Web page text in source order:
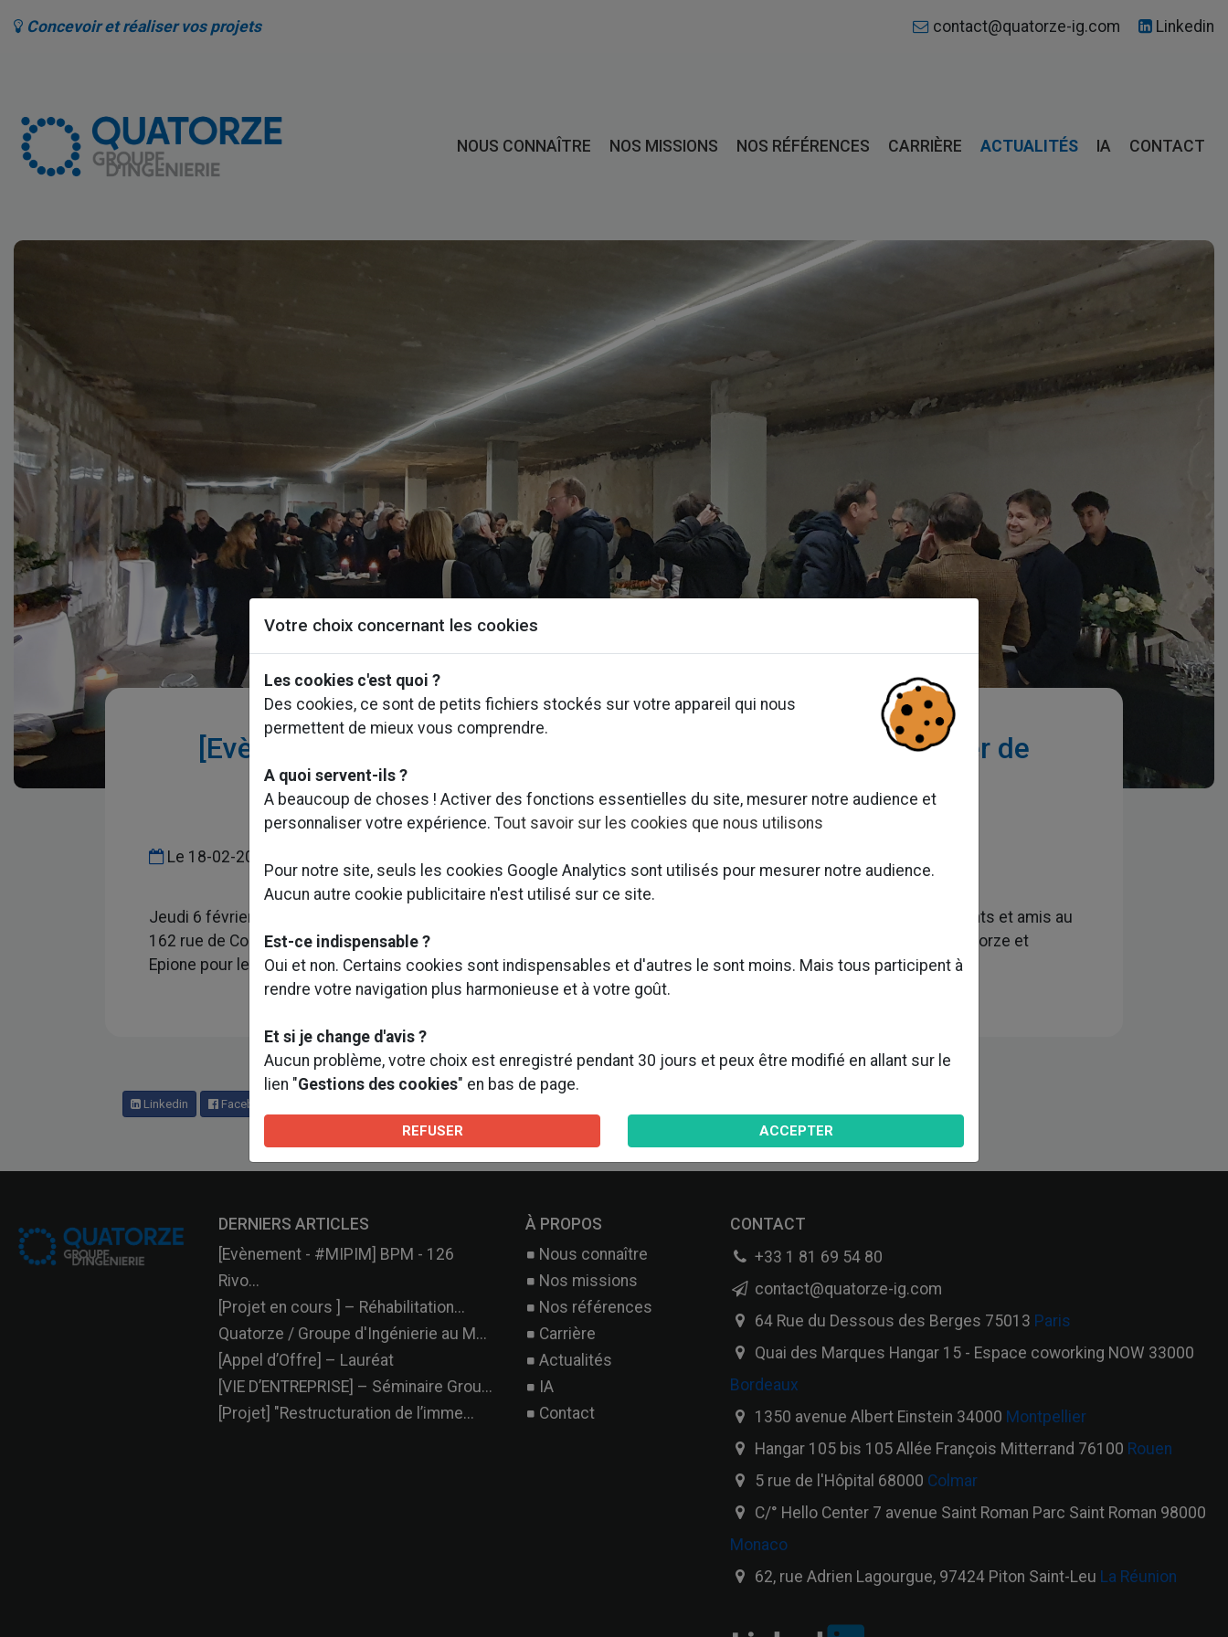
Concevoir et réaliser vos projets contact@quatorze-ig.com Linkedin
NOUS CONNAÎTRE NOS MISSIONS NOS RÉFÉRENCES CARRIÈRE ACTUALITÉS IA CONTACT
[Evènement] Retour sur une soirée mémorable sur le chantier de
Courcelles – Paris 17ème
Le 18-02-2025
Jeudi 6 février, Quatorze en partenariat avec STYLIQUE (contractant général) a eu le plaisir de réunir partenaires, clients et amis au
162 rue de Courcelles (Paris 17e) - sur ce chantier de réhabilitation de bureaux où interviennent les équipes de Quatorze et
Epione pour le compte d’AG2R LA MONDIALE.
Linkedin Facebook
DERNIERS ARTICLES
[Evènement - #MIPIM] BPM - 126
Rivo...
[Projet en cours ] – Réhabilitation...
Quatorze / Groupe d'Ingénierie au M...
[Appel d’Offre] – Lauréat
[VIE D’ENTREPRISE] – Séminaire Grou...
[Projet] "Restructuration de l’imme...
À PROPOS
Nous connaître
Nos missions
Nos références
Carrière
Actualités
IA
Contact
CONTACT
+33 1 81 69 54 80
contact@quatorze-ig.com
64 Rue du Dessous des Berges 75013 Paris
Quai des Marques Hangar 15 - Espace coworking NOW 33000
Bordeaux
1350 avenue Albert Einstein 34000 Montpellier
Hangar 105 bis 105 Allée François Mitterrand 76100 Rouen
5 rue de l'Hôpital 68000 Colmar
C/° Hello Center 7 avenue Saint Roman Parc Saint Roman 98000
Monaco
62, rue Adrien Lagourgue, 97424 Piton Saint-Leu La Réunion
Votre choix concernant les cookies
Les cookies c'est quoi ?
Des cookies, ce sont de petits fichiers stockés sur votre appareil qui nous
permettent de mieux vous comprendre.
A quoi servent-ils ?
A beaucoup de choses ! Activer des fonctions essentielles du site, mesurer notre audience et
personnaliser votre expérience. Tout savoir sur les cookies que nous utilisons
Pour notre site, seuls les cookies Google Analytics sont utilisés pour mesurer notre audience.
Aucun autre cookie publicitaire n'est utilisé sur ce site.
Est-ce indispensable ?
Oui et non. Certains cookies sont indispensables et d'autres le sont moins. Mais tous participent à
rendre votre navigation plus harmonieuse et à votre goût.
Et si je change d'avis ?
Aucun problème, votre choix est enregistré pendant 30 jours et peux être modifié en allant sur le
lien "Gestions des cookies" en bas de page.
REFUSER ACCEPTER